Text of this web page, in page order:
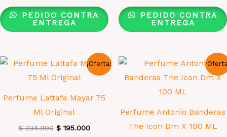
PEDIDO CONTRA
ENTREGA
PEDIDO CONTRA
ENTREGA
¡Oferta!
Perfume Lattafa Mayar 75
Ml Original
$234.900 El
$195.000El
Perfume Antonio Banderas
The Icon Dm X 100 ML